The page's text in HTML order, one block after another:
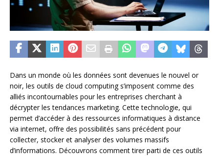
Dans un monde où les données sont devenues le nouvel or
noir, les outils de cloud computing s’imposent comme des
alliés incontournables pour les entreprises cherchant à
décrypter les tendances marketing. Cette technologie, qui
permet d’accéder à des ressources informatiques à distance
via internet, offre des possibilités sans précédent pour
collecter, stocker et analyser des volumes massifs
d’informations. Découvrons comment tirer parti de ces outils